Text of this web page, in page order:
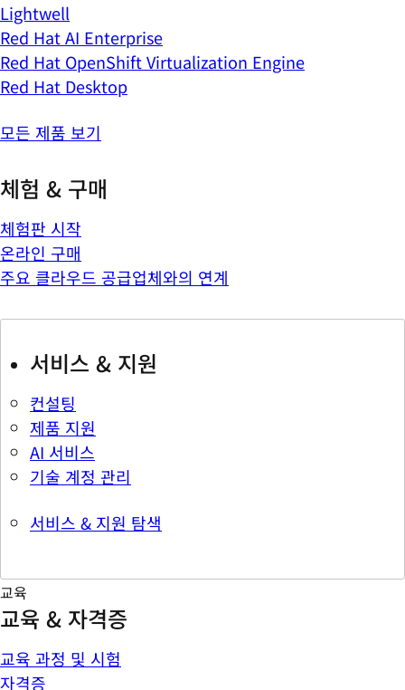
Lightwell
Red Hat AI Enterprise
Red Hat OpenShift Virtualization Engine
Red Hat Desktop
모든 제품 보기
체험 & 구매
체험판 시작
온라인 구매
주요 클라우드 공급업체와의 연계
서비스 & 지원
컨설팅
제품 지원
AI 서비스
기술 계정 관리
서비스 & 지원 탐색
교육
교육 & 자격증
교육 과정 및 시험
자격증